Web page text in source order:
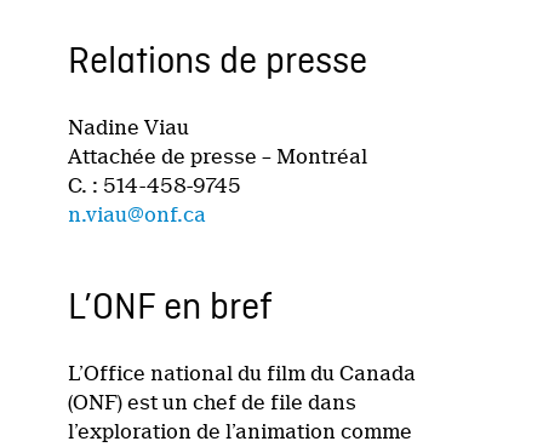
Relations de presse
Nadine Viau
Attachée de presse – Montréal
C. : 514-458-9745
n.viau@onf.ca
L’ONF en bref
L’Office national du film du Canada
(ONF) est un chef de file dans
l’exploration de l’animation comme